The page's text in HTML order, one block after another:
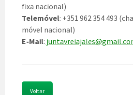
fixa nacional)
Telemóvel: +351 962 354 493
móvel nacional)
E-Mail:
Voltar